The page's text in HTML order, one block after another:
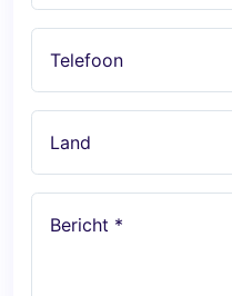
Telefoon
Land
Bericht *